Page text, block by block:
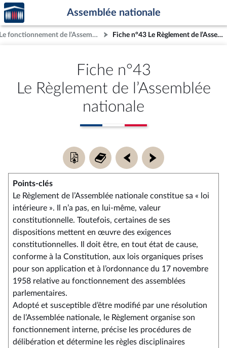
Aller au contenu
Aller en bas de la page
Accèder
à la
page
d'accueil
Assemblée nationale
IV.- Le fonctionnement de l’Assemblée nationale Fiche n°43 Le Règlement de l’Assemblée nationale
Fiche n°43
Le Règlement de l’Assemblée
nationale
Télécharger
la
fiche
synthèse
Fiche
43 -
Règlement.pdf
Retour
au
sommaire
Fiche
précédente
Fiche
suivante
Points-clés
Le Règlement de l’Assemblée nationale constitue sa « loi
intérieure ». Il n’a pas, en lui-même, valeur
constitutionnelle. Toutefois, certaines de ses
dispositions mettent en œuvre des exigences
constitutionnelles. Il doit être, en tout état de cause,
conforme à la Constitution, aux lois organiques prises
pour son application et à l’ordonnance du 17 novembre
1958 relative au fonctionnement des assemblées
parlementaires.
Adopté et susceptible d’être modifié par une résolution
de l’Assemblée nationale, le Règlement organise son
fonctionnement interne, précise les procédures de
délibération et détermine les règles disciplinaires